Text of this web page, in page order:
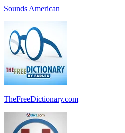
Sounds American
TheFreeDictionary.com